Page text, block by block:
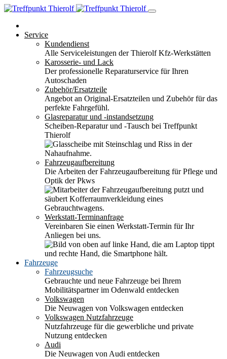
Service
Kundendienst
Alle Serviceleistungen der Thierolf Kfz-Werkstätten
Karosserie- und Lack
Der professionelle Reparaturservice für Ihren
Autoschaden
Zubehör/Ersatzteile
Angebot an Original-Ersatzteilen und Zubehör für das
perfekte Fahrgefühl.
Glasreparatur und -instandsetzung
Scheiben-Reparatur und -Tausch bei Treffpunkt
Thierolf
Fahrzeugaufbereitung
Die Arbeiten der Fahrzeugaufbereitung für Pflege und
Optik der Pkws
Werkstatt-Terminanfrage
Vereinbaren Sie einen Werkstatt-Termin für Ihr
Anliegen bei uns.
Fahrzeuge
Fahrzeugsuche
Gebrauchte und neue Fahrzeuge bei Ihrem
Mobilitätspartner im Odenwald entdecken
Volkswagen
Die Neuwagen von Volkswagen entdecken
Volkswagen Nutzfahrzeuge
Nutzfahrzeuge für die gewerbliche und private
Nutzung entdecken
Audi
Die Neuwagen von Audi entdecken